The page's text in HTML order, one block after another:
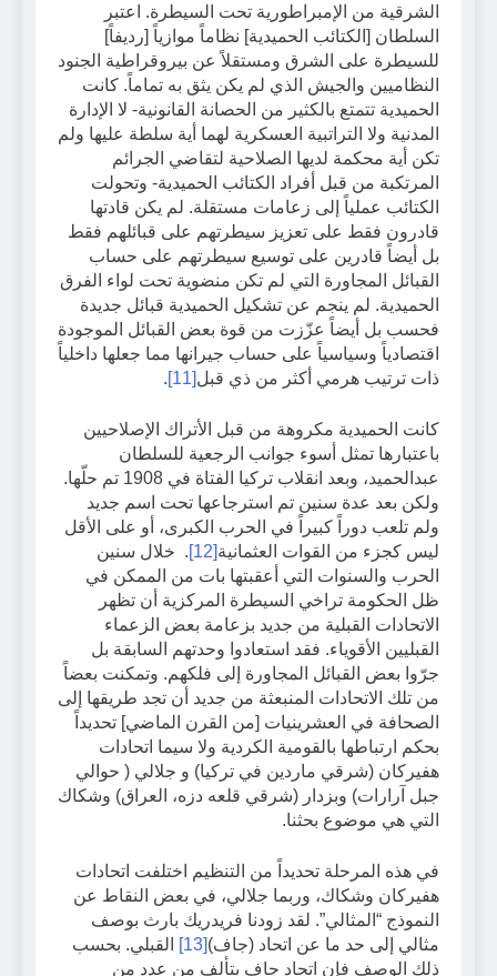
الشرقية من الإمبراطورية تحت السيطرة. اعتبر
السلطان [الكتائب الحميدية] نظاماً موازياً [رديفاً]
للسيطرة على الشرق ومستقلاً عن بيروقراطية الجنود
النظاميين والجيش الذي لم يكن يثق به تماماً. كانت
الحميدية تتمتع بالكثير من الحصانة القانونية- لا الإدارة
المدنية ولا التراتبية العسكرية لهما أية سلطة عليها ولم
تكن أية محكمة لديها الصلاحية لتقاضي الجرائم
المرتكبة من قبل أفراد الكتائب الحميدية- وتحولت
الكتائب عملياً إلى زعامات مستقلة. لم يكن قادتها
قادرون فقط على تعزيز سيطرتهم على قبائلهم فقط
بل أيضاً قادرين على توسيع سيطرتهم على حساب
القبائل المجاورة التي لم تكن منضوية تحت لواء الفرق
الحميدية. لم ينجم عن تشكيل الحميدية قبائل جديدة
فحسب بل أيضاً عزّزت من قوة بعض القبائل الموجودة
اقتصادياً وسياسياً على حساب جيرانها مما جعلها داخلياً
ذات ترتيب هرمي أكثر من ذي قبل[11]
.
كانت الحميدية مكروهة من قبل الأتراك الإصلاحيين
باعتبارها تمثل أسوء جوانب الرجعية للسلطان
عبدالحميد، وبعد انقلاب تركيا الفتاة في 1908 تم حلّها.
ولكن بعد عدة سنين تم استرجاعها تحت اسم جديد
ولم تلعب دوراً كبيراً في الحرب الكبرى، أو على الأقل
ليس كجزء من القوات العثمانية[12]
. خلال سنين
الحرب والسنوات التي أعقبتها بات من الممكن في
ظل الحكومة تراخي السيطرة المركزية أن تظهر
الاتحادات القبلية من جديد بزعامة بعض الزعماء
القبليين الأقوياء. فقد استعادوا وحدتهم السابقة بل
جرّوا بعض القبائل المجاورة إلى فلكهم. وتمكنت بعضاً
من تلك الاتحادات المنبعثة من جديد أن تجد طريقها إلى
الصحافة في العشرينيات [من القرن الماضي] تحديداً
بحكم ارتباطها بالقومية الكردية ولا سيما اتحادات
هفيركان (شرقي ماردين في تركيا) و جلالي ( حوالي
جبل آرارات) وبزدار (شرقي قلعه دزه، العراق) وشكاك
التي هي موضوع بحثنا.
في هذه المرحلة تحديداً من التنظيم اختلفت اتحادات
هفيركان وشكاك، وربما جلالي، في بعض النقاط عن
النموذج “المثالي”. لقد زودنا فريدريك بارث بوصف
مثالي إلى حد ما عن اتحاد (جاف)[13]
القبلي. بحسب
ذلك الوصف فإن اتحاد جاف يتألف من عدد من